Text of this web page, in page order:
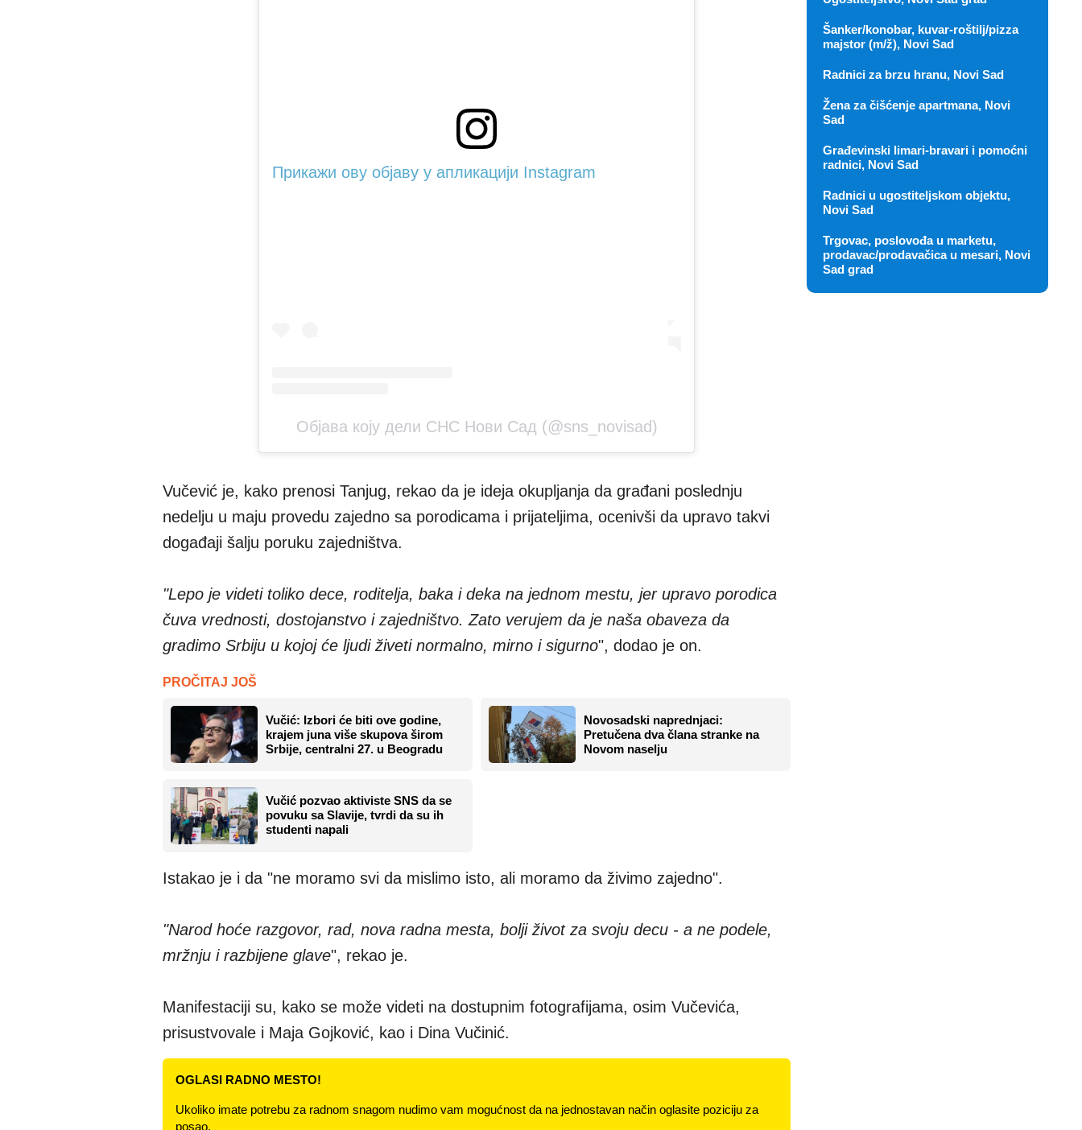
Прикажи ову објаву у апликацији Instagram
Објава коју дели СНС Нови Сад (@sns_novisad)
Vučević je, kako prenosi Tanjug, rekao da je ideja okupljanja da građani poslednju
nedelju u maju provedu zajedno sa porodicama i prijateljima, ocenivši da upravo takvi
događaji šalju poruku zajedništva.
"Lepo je videti toliko dece, roditelja, baka i deka na jednom mestu, jer upravo porodica
čuva vrednosti, dostojanstvo i zajedništvo. Zato verujem da je naša obaveza da
gradimo Srbiju u kojoj će ljudi živeti normalno, mirno i sigurno", dodao je on.
PROČITAJ JOŠ
Vučić: Izbori će biti ove godine,
krajem juna više skupova širom
Srbije, centralni 27. u Beogradu
Novosadski naprednjaci:
Pretučena dva člana stranke na
Novom naselju
Vučić pozvao aktiviste SNS da se
povuku sa Slavije, tvrdi da su ih
studenti napali
Istakao je i da "ne moramo svi da mislimo isto, ali moramo da živimo zajedno".
"Narod hoće razgovor, rad, nova radna mesta, bolji život za svoju decu - a ne podele,
mržnju i razbijene glave", rekao je.
Manifestaciji su, kako se može videti na dostupnim fotografijama, osim Vučevića,
prisustvovale i Maja Gojković, kao i Dina Vučinić.
OGLASI RADNO MESTO!
Ukoliko imate potrebu za radnom snagom nudimo vam mogućnost da na jednostavan način oglasite poziciju za
posao.
Šanker/konobar, kuvar-roštilj/pizza
majstor (m/ž), Novi Sad
Radnici za brzu hranu, Novi Sad
Žena za čišćenje apartmana, Novi
Sad
Građevinski limari-bravari i pomoćni
radnici, Novi Sad
Radnici u ugostiteljskom objektu,
Novi Sad
Trgovac, poslovođa u marketu,
prodavac/prodavačica u mesari, Novi
Sad grad